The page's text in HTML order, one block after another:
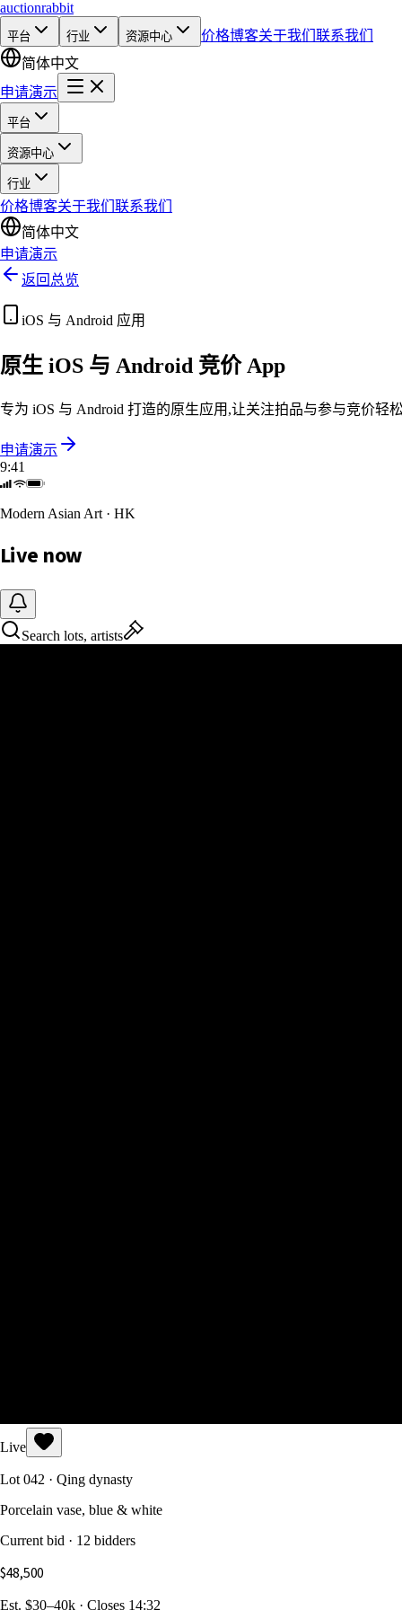
auctionrabbit
平台 行业 资源中心 价格博客关于我们 联系我们
简体中文
申请演示
平台
资源中心
行业
价格博客关于我们 联系我们
简体中文
申请演示
返回总览
iOS 与 Android 应用
原生 iOS 与 Android 竞价 App
专为 iOS 与 Android 打造的原生应用,让关注拍品与参与竞价
申请演示
9:41
Modern Asian Art · HK
Live now
Search lots, artists
Live
Lot 042 · Qing dynasty
Porcelain vase, blue & white
Current bid · 12 bidders
$48,500
Est. $30–40k · Closes 14:32